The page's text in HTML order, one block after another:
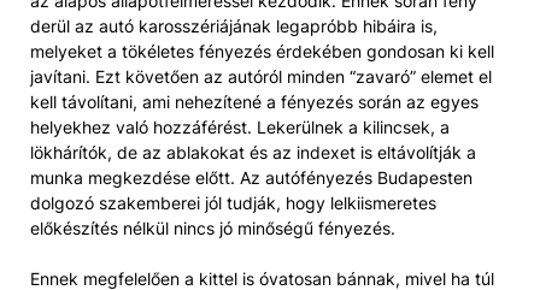
derül az autó karosszériájának legapróbb hibáira is,
melyeket a tökéletes fényezés érdekében gondosan ki kell
javítani. Ezt követően az autóról minden “zavaró” elemet el
kell távolítani, ami nehezítené a fényezés során az egyes
helyekhez való hozzáférést. Lekerülnek a kilincsek, a
lökhárítók, de az ablakokat és az indexet is eltávolítják a
munka megkezdése előtt. Az autófényezés Budapesten
dolgozó szakemberei jól tudják, hogy lelkiismeretes
előkészítés nélkül nincs jó minőségű fényezés.
Ennek megfelelően a kittel is óvatosan bánnak, mivel ha túl